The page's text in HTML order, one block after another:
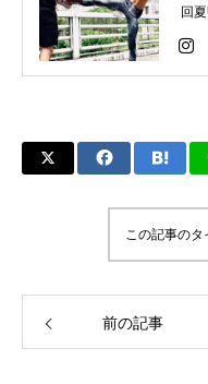
回
パ
この記事の
前の記事